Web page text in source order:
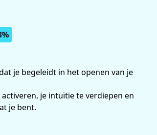
je begeleidt in het openen van je
je intuïtie te verdiepen en
je bent.